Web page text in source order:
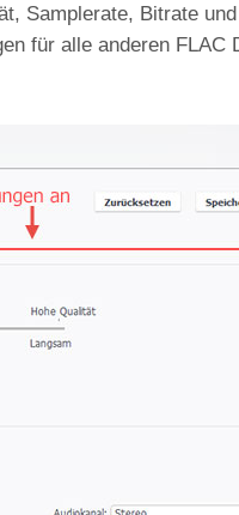
Samplerate, Bitrate
für alle anderen FLAC